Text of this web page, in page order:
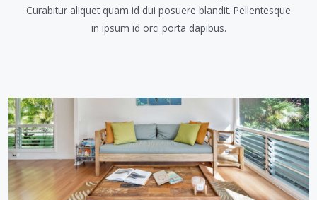
Curabitur aliquet quam id dui posuere blandit. Pellentesque
in ipsum id orci porta dapibus.